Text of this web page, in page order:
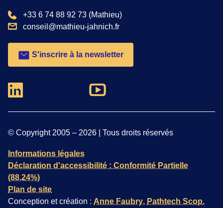
téléphone :
+33 6 74 88 92 73 (Mathieu)
email :
conseil@mathieu-jahnich.fr
S'inscrire à la newsletter
© Copyright 2005 – 2026 | Tous droits réservés
Informations légales
Déclaration d'accessibilité : Conformité Partielle
(88,24%)
Plan de site
Conception et création : Anne Faubry, Pathtech Scop,